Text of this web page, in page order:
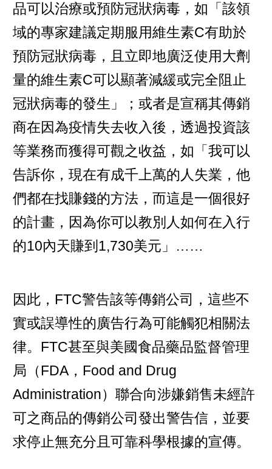
品可以治療或預防冠狀病毒，如「該領
域的專家建議定期服用維生素C有助於
預防冠狀病毒，且立即地廣泛使用大劑
量的維生素C可以顯著減緩或完全阻止
冠狀病毒的發生」；或者是宣稱其傳銷
商在因為疫情失去收入後，透過投資該
等業務而獲得可觀之收益，如「我可以
告訴你，現在有成千上萬的人失業，他
們都在找賺錢的方法，而這是一個很好
的計畫，因為你可以教別人如何在入行
的10內天賺到1,730美元」……
因此，FTC警告該等傳銷公司，這些不
實或誤導性的廣告行為可能觸犯相關法
律。FTC甚至與美國食品藥品監督管理
局（FDA，Food and Drug
Administration）聯合向涉嫌銷售未經許
可之商品的傳銷公司發出警告信，並要
求停止無充分且可靠科學根據的宣傳。